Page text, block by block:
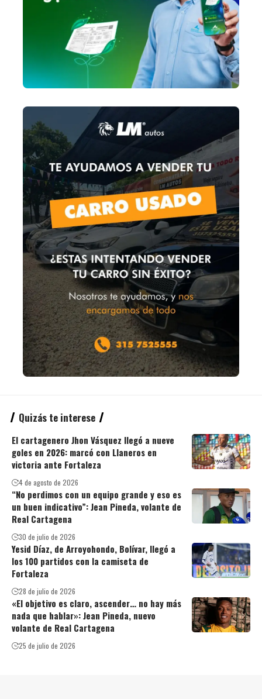
Quizás te interese
El cartagenero Jhon Vásquez llegó a nueve
goles en 2026: marcó con Llaneros en
victoria ante Fortaleza
4 de agosto de 2026
“No perdimos con un equipo grande y eso es
un buen indicativo”: Jean Pineda, volante de
Real Cartagena
30 de julio de 2026
Yesid Díaz, de Arroyohondo, Bolívar, llegó a
los 100 partidos con la camiseta de
Fortaleza
28 de julio de 2026
«El objetivo es claro, ascender… no hay más
nada que hablar»: Jean Pineda, nuevo
volante de Real Cartagena
25 de julio de 2026